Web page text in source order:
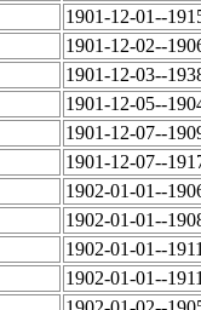
1901-12-01--
1901-12-02--
1901-12-03--
1901-12-05--
1901-12-07--
1901-12-07--
1902-01-01--
1902-01-01--
1902-01-01--
1902-01-01--